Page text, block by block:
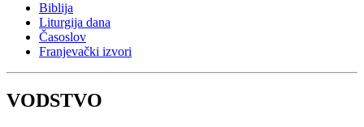
Biblija
Liturgija dana
Časoslov
Franjevački izvori
VODSTVO